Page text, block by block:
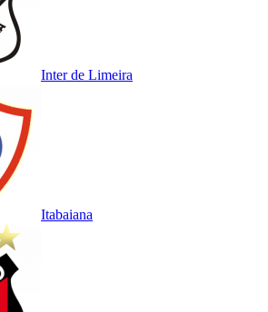
Inter de Limeira
Itabaiana